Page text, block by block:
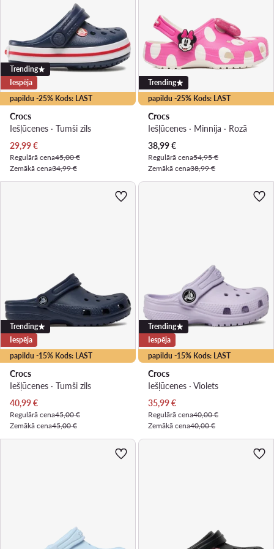
papildu -25% Kods: LAST
Trending
Iespēja
Crocs
Iešļūcenes · Tumši zils
Pašreizējā cena
29,99€
Regulārā cena45,00 €
Zemākā cena34,99 €
papildu -25% Kods: LAST
Trending
Crocs
Iešļūcenes · Minnija · Rozā
Pašreizējā cena
38,99€
Regulārā cena54,95 €
Zemākā cena38,99 €
papildu -15% Kods: LAST
Trending
Iespēja
Crocs
Iešļūcenes · Tumši zils
Pašreizējā cena
40,99€
Regulārā cena45,00 €
Zemākā cena45,00 €
papildu -15% Kods: LAST
Trending
Iespēja
Crocs
Iešļūcenes · Violets
Pašreizējā cena
35,99€
Regulārā cena40,00 €
Zemākā cena40,00 €